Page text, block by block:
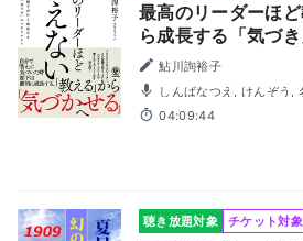
最高のリーダーほ
ら成長する「気づ
鮎川詢裕子
しんばなつえ, けんぞう,
04:09:44
聴き放題対象 チケット対象